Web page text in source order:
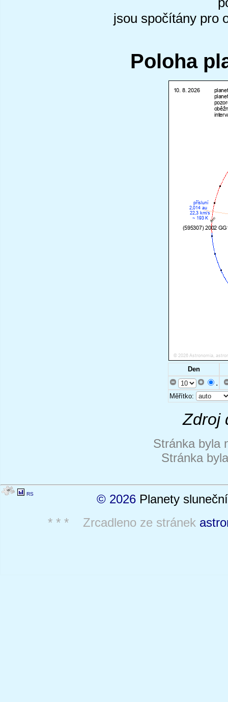
jsou spočítány pro
Poloha
Den
.
Měřítko:
Zdroj
Stránka byla
Stránka
RS © 2026 Planety
* * * Zrcadleno ze stránek